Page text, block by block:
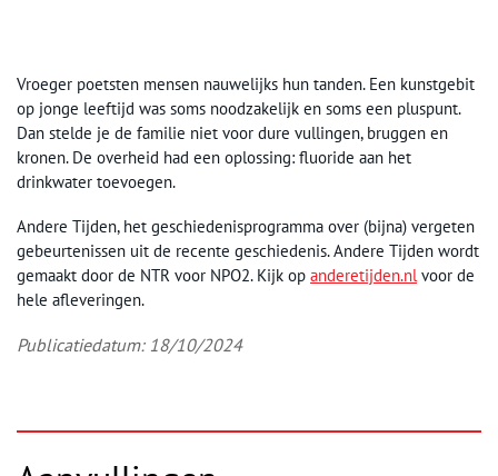
Vroeger poetsten mensen nauwelijks hun tanden. Een kunstgebit
op jonge leeftijd was soms noodzakelijk en soms een pluspunt.
Dan stelde je de familie niet voor dure vullingen, bruggen en
kronen. De overheid had een oplossing: fluoride aan het
drinkwater toevoegen.
Andere Tijden, het geschiedenisprogramma over (bijna) vergeten
gebeurtenissen uit de recente geschiedenis. Andere Tijden wordt
gemaakt door de NTR voor NPO2. Kijk op anderetijden.nlvoor de
hele afleveringen.
Publicatiedatum: 18/10/2024